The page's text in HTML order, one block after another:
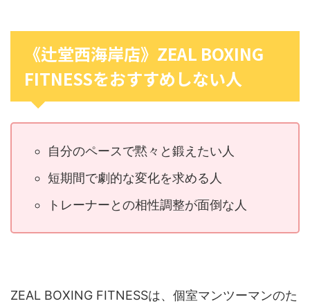
《辻堂西海岸店》ZEAL BOXING
FITNESSをおすすめしない人
自分のペースで黙々と鍛えたい人
短期間で劇的な変化を求める人
トレーナーとの相性調整が面倒な人
ZEAL BOXING FITNESSは、個室マンツーマンのた